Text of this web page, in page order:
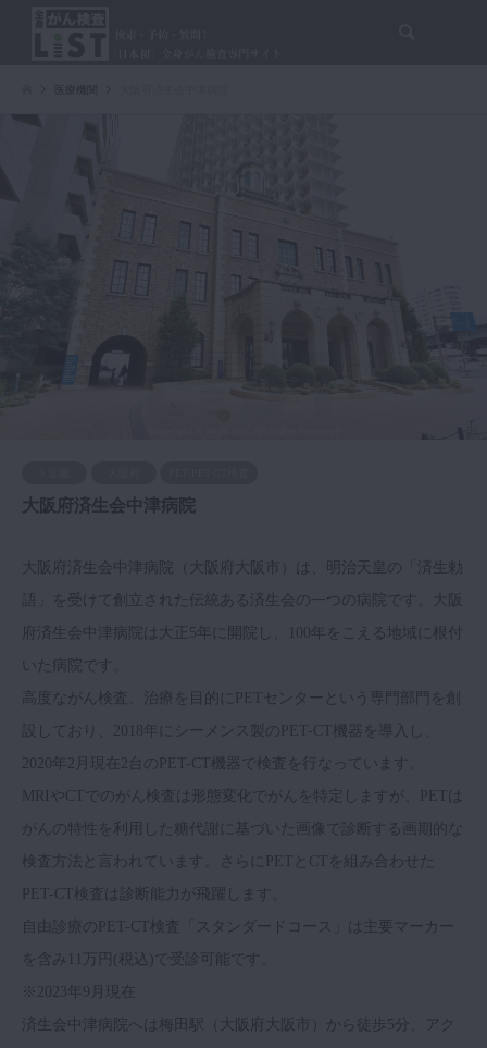
大阪府済生会中津病院
大阪府済生会中津病院（大阪府大阪市）は、明治天皇の「済生勅
語」を受けて創立された伝統ある済生会の一つの病院です。大阪
府済生会中津病院は大正5年に開院し、100年をこえる地域に根付
いた病院です。
高度ながん検査、治療を目的にPETセンターという専門部門を創
設しており、2018年にシーメンス製のPET-CT機器を導入し、
2020年2月現在2台のPET-CT機器で検査を行なっています。
MRIやCTでのがん検査は形態変化でがんを特定しますが、PETは
がんの特性を利用した糖代謝に基づいた画像で診断する画期的な
検査方法と言われています。さらにPETとCTを組み合わせた
PET-CT検査は診断能力が飛躍します。
自由診療のPET-CT検査「スタンダードコース」は主要マーカー
を含み11万円(税込)で受診可能です。
※2023年9月現在
済生会中津病院へは梅田駅（大阪府大阪市）から徒歩5分、アク